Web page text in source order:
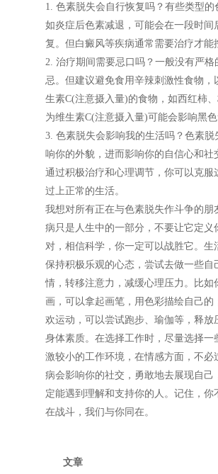
1. 色素脱失会自行恢复吗？有些类型的
如炎症后色素减退，可能会在一段时间
复。但白癜风等疾病通常需要治疗才能
2. 治疗期间需要忌口吗？一般没有严格
忌。但建议避免食用辛辣刺激性食物，
生素C(注意摄入量)的食物，如西红柿
为维生素C(注意摄入量)可能会影响黑色
3. 色素脱失会影响我的生活吗？色素脱
响你的外貌，进而影响你的自信心和社
通过积极治疗和心理调节，你可以克服
过上正常的生活。
我想对所有正在与色素脱失作斗争的朋
病只是人生中的一部分，不要让它定义
对，相信科学，你一定可以战胜它。生
保持积极乐观的心态，尝试去做一些自
情，转移注意力，减缓心理压力。比如
画，可以拿起画笔，用色彩描绘自己的
欢运动，可以尝试跑步、瑜伽等，释放
身体素质。在选择工作时，尽量选择一
激较小的工作环境，在情感方面，不必
病会影响你的社交，勇敢地去展现自己
定能遇到理解和支持你的人。记住，你
在战斗，我们与你同在。
文章